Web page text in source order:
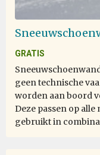
GRATIS
geen technische
worden aan boord
Deze passen op
gebruikt in